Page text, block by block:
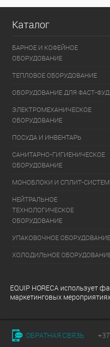
Каталог
БАРНОЕ И КОФЕЙНОЕ
ОБОРУДОВАНИЕ
ТЕПЛОВОЕ ОБОРУДОВАНИЕ
ОБОРУДОВАНИЕ ДЛЯ ФАСТ-ФУД
ЭЛЕКТРОМЕХАНИЧЕСКОЕ
ОБОРУДОВАНИЕ
ПОСУДА И ИНВЕНТАРЬ
САНИТАРНО-ГИГИЕНИЧЕСКОЕ
ОБОРУДОВАНИЕ
МОНОБЛОКИ И СПЛИТ-
НЕЙТРАЛЬНОЕ
ТЕХНОЛОГИЧЕСКОЕ
ОБОРУДОВАНИЕ
УПАКОВОЧНОЕ ОБОРУДОВАНИЕ
ХОЛОДИЛЬНОЕ
МОЕЧНОЕ ОБОРУДОВАНИЕ
ОБРАТНАЯ СВЯЗЬ
EQUIP HORECA использует
маркетинговых